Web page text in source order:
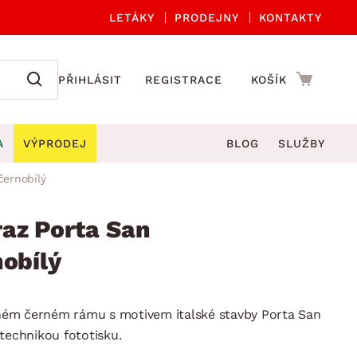
LETÁKY PRODEJNY KONTAKTY
PŘIHLÁSIT REGISTRACE KOŠÍK
židle a křesla
Zahradní lavice
houpačky
lehátka
VÝPRODEJ BLOG SLUŽBY
Porta San
černém rámu s motivem italské stavby Porta San
fototisku.